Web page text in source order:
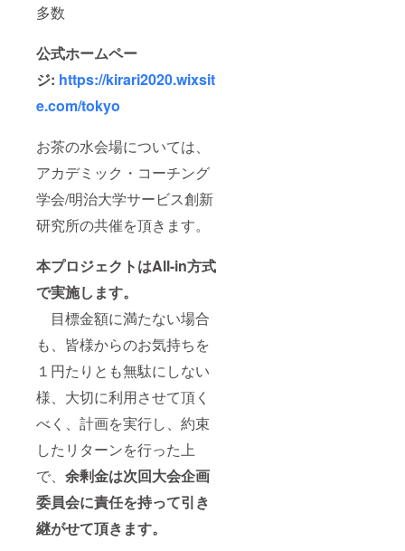
多数
公式ホームペー
ジ: https://kirari2020.wixsit
e.com/tokyo
お茶の水会場については、
アカデミック・コーチング
学会/明治大学サービス創新
研究所の共催を頂きます。
本プロジェクトはAll-in方式
で実施します。
目標金額に満たない場合
も、皆様からのお気持ちを
１円たりとも無駄にしない
様、大切に利用させて頂く
べく、計画を実行し、約束
したリターンを行った上
で、 余剰金は次回大会企画
委員会に責任を持って引き
継がせて頂きます。